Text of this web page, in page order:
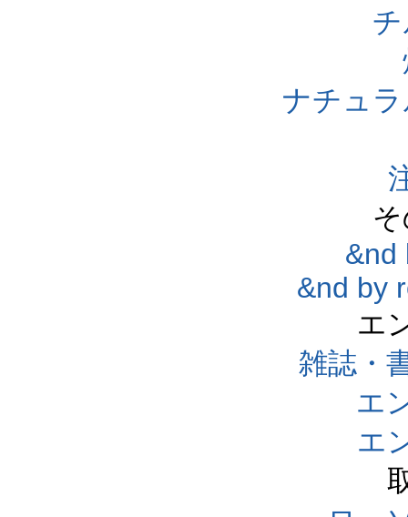
ナチュ
&nd
&nd by
エ
雑誌・
エ
エ